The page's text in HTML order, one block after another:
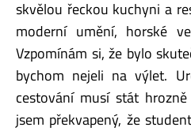
skvělou řeckou kuchyni a
moderní umění, horské
Vzpomínám si, že bylo
bychom nejeli na výlet.
cestování musí stát
jsem překvapený, že